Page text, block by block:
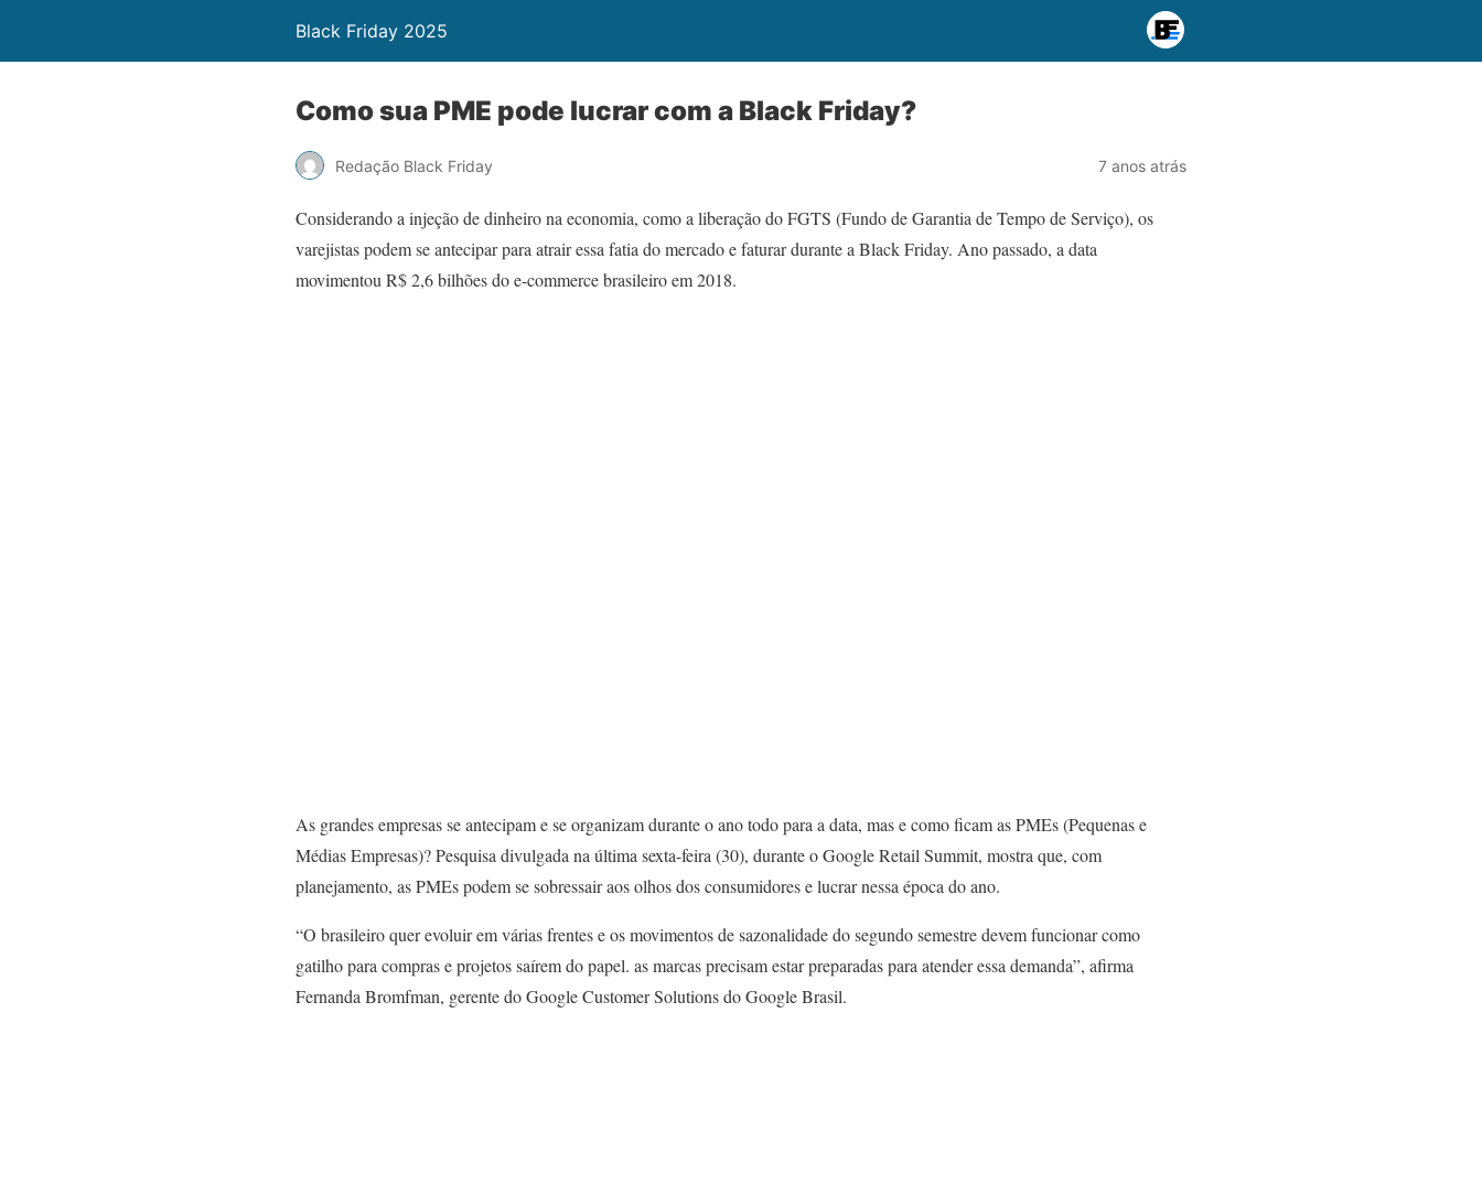
Black Friday 2025
Como sua PME pode lucrar com a Black Friday?
Redação Black Friday 7 anos atrás
Considerando a injeção de dinheiro na economia, como a liberação do FGTS (Fundo de Garantia de Tempo de Serviço), os
varejistas podem se antecipar para atrair essa fatia do mercado e faturar durante a Black Friday. Ano passado, a data
movimentou R$ 2,6 bilhões do e-commerce brasileiro em 2018.
As grandes empresas se antecipam e se organizam durante o ano todo para a data, mas e como ficam as PMEs (Pequenas e
Médias Empresas)? Pesquisa divulgada na última sexta-feira (30), durante o Google Retail Summit, mostra que, com
planejamento, as PMEs podem se sobressair aos olhos dos consumidores e lucrar nessa época do ano.
“O brasileiro quer evoluir em várias frentes e os movimentos de sazonalidade do segundo semestre devem funcionar como
gatilho para compras e projetos saírem do papel. as marcas precisam estar preparadas para atender essa demanda”, afirma
Fernanda Bromfman, gerente do Google Customer Solutions do Google Brasil.